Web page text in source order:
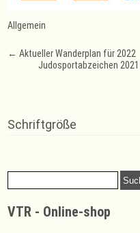
Allgemein
Post
navigation
← Aktueller Wanderplan für 2022
Judosportabzeichen
Schriftgröße
Suchen
nach:
VTR - Online-shop